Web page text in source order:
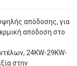
απόδοσης, για
απόδοση στο
24KW-29KW-
στην